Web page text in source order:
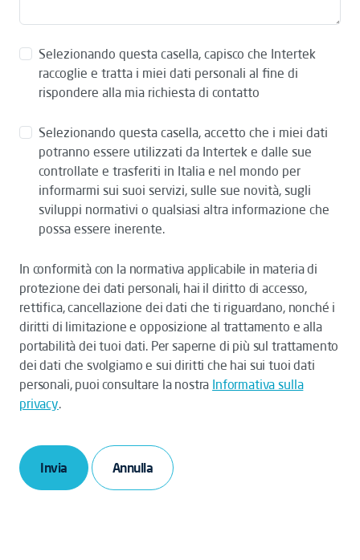
Selezionando questa casella, capisco che Intertek
raccoglie e tratta i miei dati personali al fine di
rispondere alla mia richiesta di contatto
Selezionando questa casella, accetto che i miei dati
potranno essere utilizzati da Intertek e dalle sue
controllate e trasferiti in Italia e nel mondo per
informarmi sui suoi servizi, sulle sue novità, sugli
sviluppi normativi o qualsiasi altra informazione che
possa essere inerente.
In conformità con la normativa applicabile in materia di
protezione dei dati personali, hai il diritto di accesso,
rettifica, cancellazione dei dati che ti riguardano, nonché i
diritti di limitazione e opposizione al trattamento e alla
portabilità dei tuoi dati. Per saperne di più sul trattamento
dei dati che svolgiamo e sui diritti che hai sui tuoi dati
personali, puoi consultare la nostra Informativa sulla
privacy.
Invia